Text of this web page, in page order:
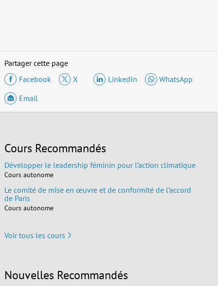
Partager cette page
Facebook
X LinkedIn
WhatsApp
Email
Cours Recommandés
Développer le leadership féminin pour l’action climatique
Cours autonome
Le comité de mise en œuvre et de conformité de l’accord
de Paris
Cours autonome
Voir tous les cours
Nouvelles Recommandés